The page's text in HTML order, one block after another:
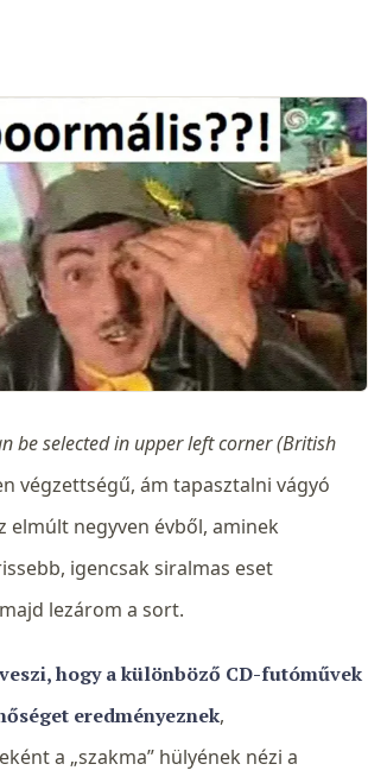
be selected in upper left corner (British
végzettségű, ám tapasztalni vágyó
elmúlt negyven évből, aminek
igencsak siralmas eset
lezárom a sort.
hogy a különböző CD-futóművek
eredményeznek,
a „szakma” hülyének nézi a